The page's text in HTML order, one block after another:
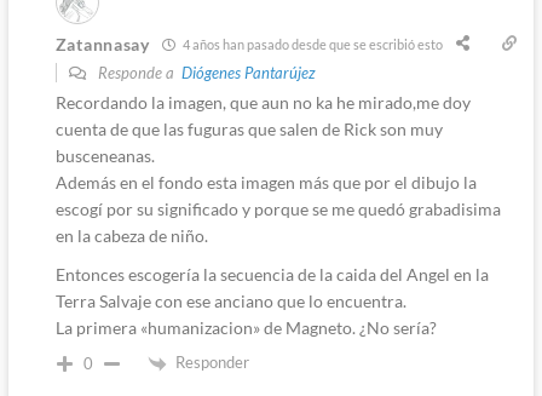
Zatannasay 4 años han pasado desde que se escribió esto
Responde a Diógenes Pantarújez
Recordando la imagen, que aun no ka he mirado,me doy
cuenta de que las fuguras que salen de Rick son muy
busceneanas.
Además en el fondo esta imagen más que por el dibujo la
escogí por su significado y porque se me quedó grabadisima
en la cabeza de niño.
Entonces escogería la secuencia de la caida del Angel en la
Terra Salvaje con ese anciano que lo encuentra.
La primera «humanizacion» de Magneto. ¿No sería?
0 Responder